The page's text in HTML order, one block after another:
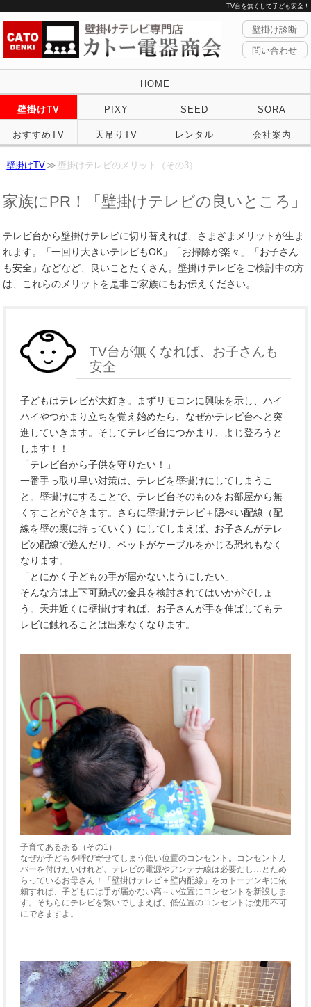
TV台を無くして子ども安全！
壁掛け診断
問い合わせ
HOME
壁掛けTV PIXY SEED SORA
おすすめTV 天吊りTV レンタル 会社案内
壁掛けTV 壁掛けテレビのメリット（その3）
家族にPR！「壁掛けテレビの良いところ」
テレビ台から壁掛けテレビに切り替えれば、さまざまメリットが生ま
れます。「一回り大きいテレビもOK」「お掃除が楽々」「お子さん
も安全」などなど、良いことたくさん。壁掛けテレビをご検討中の方
は、これらのメリットを是非ご家族にもお伝えください。
TV台が無くなれば、お子さんも
安全
子どもはテレビが大好き。まずリモコンに興味を示し、ハイ
ハイやつかまり立ちを覚え始めたら、なぜかテレビ台へと突
進していきます。そしてテレビ台につかまり、よじ登ろうと
します！！
「テレビ台から子供を守りたい！」
一番手っ取り早い対策は、テレビを壁掛けにしてしまうこ
と。壁掛けにすることで、テレビ台そのものをお部屋から無
くすことができます。さらに壁掛けテレビ＋隠ぺい配線（配
線を壁の裏に持っていく）にしてしまえば、お子さんがテレ
ビの配線で遊んだり、ペットがケーブルをかじる恐れもなく
なります。
「とにかく子どもの手が届かないようにしたい」
そんな方は上下可動式の金具を検討されてはいかがでしょ
う。天井近くに壁掛けすれば、お子さんが手を伸ばしてもテ
レビに触れることは出来なくなります。
子育てあるある（その1）
なぜか子どもを呼び寄せてしまう低い位置のコンセント。コンセントカ
バーを付けたいけれど、テレビの電源やアンテナ線は必要だし…とため
らっているお母さん！「壁掛けテレビ＋壁内配線」をカトーデンキに依
頼すれば、子どもには手が届かない高～い位置にコンセントを新設しま
す。そちらにテレビを繋いでしまえば、低位置のコンセントは使用不可
にできますよ。